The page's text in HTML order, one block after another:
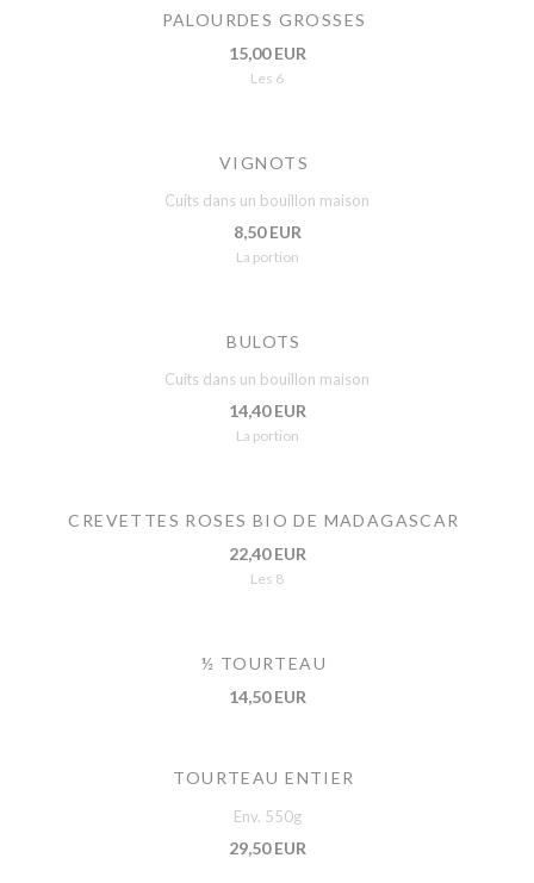
PALOURDES GROSSES
15,00 EUR
Les 6
VIGNOTS
Cuits dans un bouillon maison
8,50 EUR
La portion
BULOTS
Cuits dans un bouillon maison
14,40 EUR
La portion
CREVETTES ROSES BIO DE MADAGASCAR
22,40 EUR
Les 8
½ TOURTEAU
14,50 EUR
TOURTEAU ENTIER
Env. 550g
29,50 EUR